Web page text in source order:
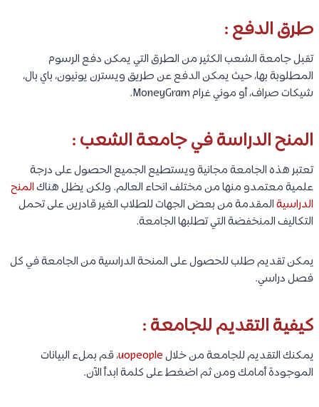
طرق الدفع:
تقبل جامعة الشعب الكثير من الطرق التي يمكن دفع الرسوم
المطلوبة بها، حيث يمكن الدفع عن طريق ويسترن يونيون، باي بال،
شيكات صراف، أو موني غرام MoneyGram.
المنح الدراسة في جامعة الشعب :
تعتبر هذه الجامعة مجانية ويستطيع الجميع الحصول على درجة
علمية معتمدو منها من مختلف انحاء العالم. ولكن يظل هناكالمنح
الدراسيةالمقدمة من بعض الجهات للطلاب الغير قادرين على تحمل
التكاليف المنخفضة التي تطلبها الجامعة.
يمكن تقديم طلب للحصول على المنحة الدراسية من الجامعة في كل
فصل دراسي.
كيفية التقديم للجامعة :
يمكنك التقديم للجامعة من خلالuopeople، قم بملء البيانات
الموجودة أمامك ومن ثم اضغط على كلمة ابدأ الآن.